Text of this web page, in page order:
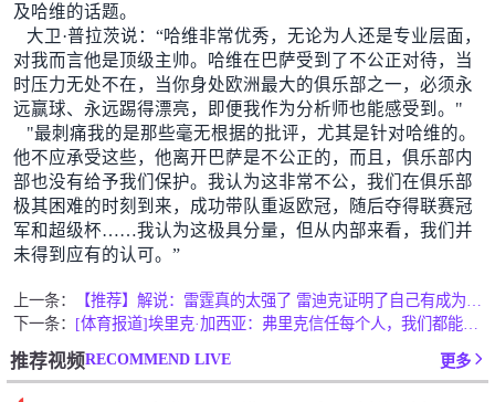
及哈维的话题。
大卫·普拉茨说：“哈维非常优秀，无论为人还是专业层面，
对我而言他是顶级主帅。哈维在巴萨受到了不公正对待，当
时压力无处不在，当你身处欧洲最大的俱乐部之一，必须永
远赢球、永远踢得漂亮，即便我作为分析师也能感受到。"
"最刺痛我的是那些毫无根据的批评，尤其是针对哈维的。
他不应承受这些，他离开巴萨是不公正的，而且，俱乐部内
部也没有给予我们保护。我认为这非常不公，我们在俱乐部
极其困难的时刻到来，成功带队重返欧冠，随后夺得联赛冠
军和超级杯……我认为这极具分量，但从内部来看，我们并
未得到应有的认可。”
上一条：
下一条：
[体育报道]埃里克·加西亚：弗里克信任每个人，我们都能感受的
推荐视频RECOMMEND LIVE 更多